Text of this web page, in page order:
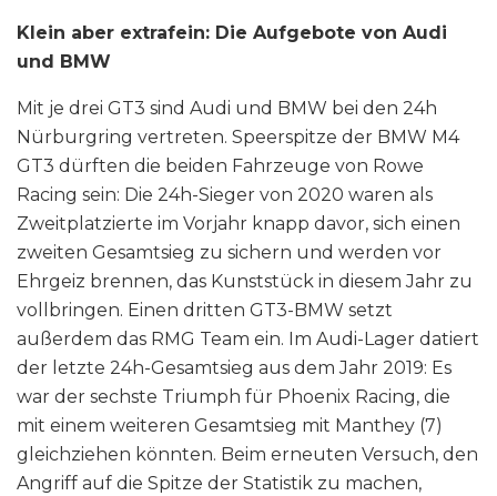
Klein aber extrafein: Die Aufgebote von Audi
und BMW
Mit je drei GT3 sind Audi und BMW bei den 24h
Nürburgring vertreten. Speerspitze der BMW M4
GT3 dürften die beiden Fahrzeuge von Rowe
Racing sein: Die 24h-Sieger von 2020 waren als
Zweitplatzierte im Vorjahr knapp davor, sich einen
zweiten Gesamtsieg zu sichern und werden vor
Ehrgeiz brennen, das Kunststück in diesem Jahr zu
vollbringen. Einen dritten GT3-BMW setzt
außerdem das RMG Team ein. Im Audi-Lager datiert
der letzte 24h-Gesamtsieg aus dem Jahr 2019: Es
war der sechste Triumph für Phoenix Racing, die
mit einem weiteren Gesamtsieg mit Manthey (7)
gleichziehen könnten. Beim erneuten Versuch, den
Angriff auf die Spitze der Statistik zu machen,